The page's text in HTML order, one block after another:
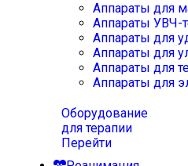
Аппараты для
Аппараты УВЧ-
Аппараты для
Аппараты для
Аппараты для
Аппараты для
Оборудование
для терапии
Перейти